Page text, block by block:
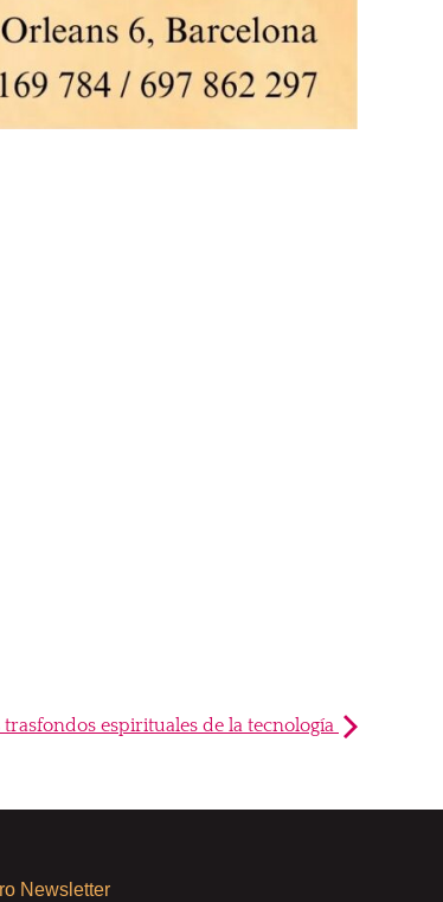
trasfondos espirituales de la tecnología
Newsletter